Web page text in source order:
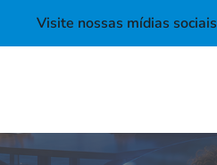
Visite nossas mídias sociais